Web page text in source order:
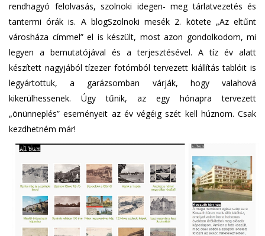
rendhagyó felolvasás, szolnoki idegen- meg tárlatvezetés és
tantermi órák is. A blogSzolnoki mesék 2. kötete „Az eltűnt
városháza címmel” el is készült, most azon gondolkodom, mi
legyen a bemutatójával és a terjesztésével. A tíz év alatt
készített nagyjából tízezer fotómból tervezett kiállítás tablóit is
legyártottuk, a garázsomban várják, hogy valahová
kikerülhessenek. Úgy tűnik, az egy hónapra tervezett
„önünneplés” eseményeit az év végéig szét kell húznom. Csak
kezdhetném már!